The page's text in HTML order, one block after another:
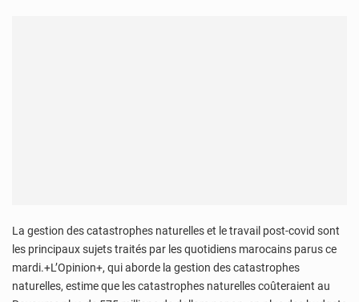
La gestion des catastrophes naturelles et le travail post-covid sont
les principaux sujets traités par les quotidiens marocains parus ce
mardi.+L’Opinion+, qui aborde la gestion des catastrophes
naturelles, estime que les catastrophes naturelles coûteraient au